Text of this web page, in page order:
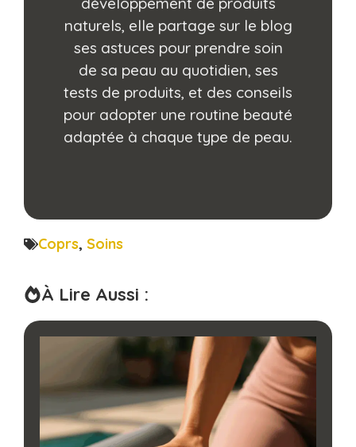
naturels, elle partage sur le blog
ses astuces pour prendre soin
de sa peau au quotidien, ses
tests de produits, et des conseils
pour adopter une routine beauté
adaptée à chaque type de peau.
Coprs, Soins
À Lire Aussi :